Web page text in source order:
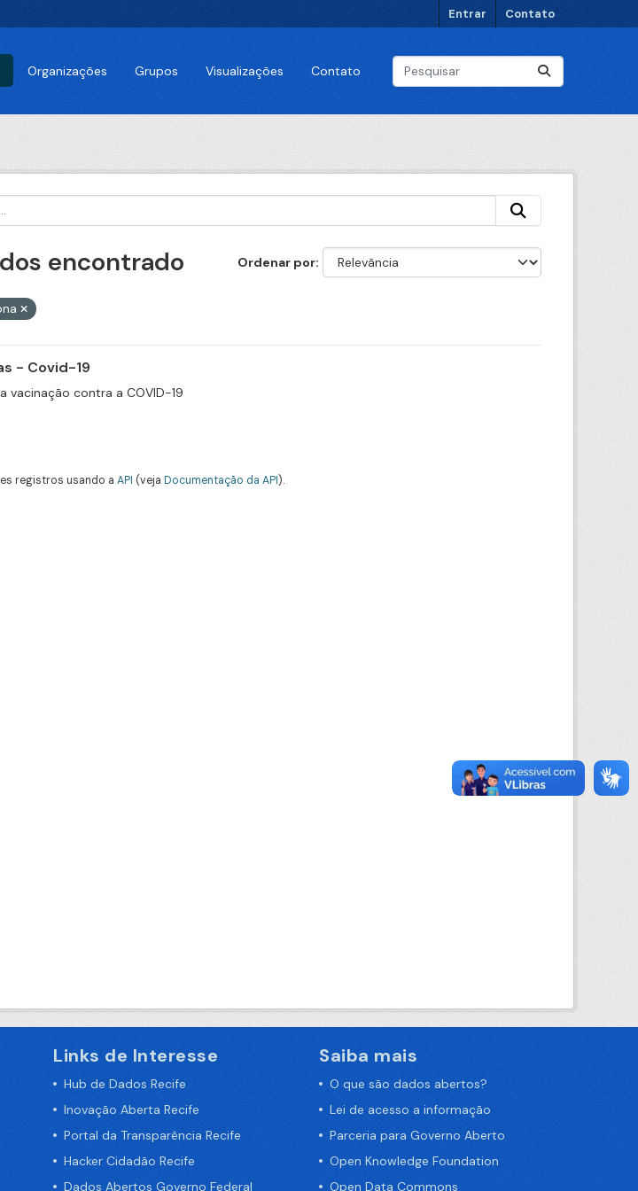
Entrar Contato
Organizações Grupos Visualizações Contato
Ordenar por
encontrado
- Covid-19
contra a COVID-19
registros usando a API (veja Documentação da API).
Links de Interesse
Hub de Dados Recife
Inovação Aberta Recife
Portal da Transparência Recife
Hacker Cidadão Recife
Dados Abertos Governo Federal
Saiba mais
O que são dados abertos?
Lei de acesso a informação
Parceria para Governo Aberto
Open Knowledge Foundation
Open Data Commons